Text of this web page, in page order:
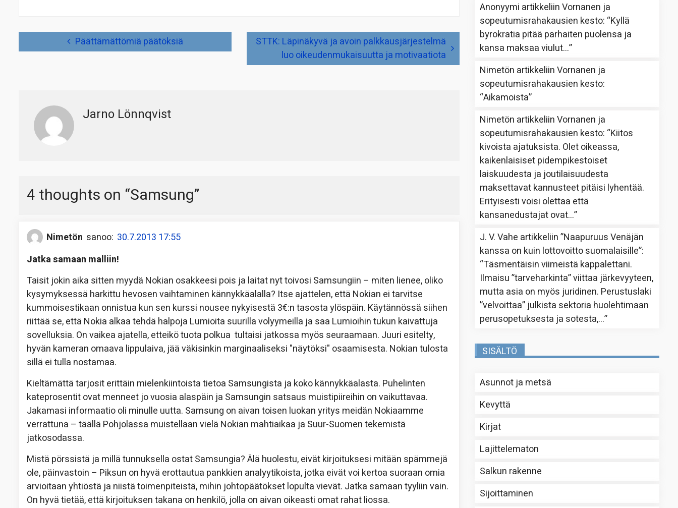
Päättämättömiä päätöksiä
STTK: Läpinäkyvä ja avoin palkkausjärjestelmä
luo oikeudenmukaisuutta ja motivaatiota
Jarno Lönnqvist
4 thoughts on “Samsung”
Nimetön sanoo: 30.7.2013 17:55
Jatka samaan malliin!
Taisit jokin aika sitten myydä Nokian osakkeesi pois ja laitat nyt toivosi Samsungiin – miten lienee, oliko
kysymyksessä harkittu hevosen vaihtaminen kännykkäalalla? Itse ajattelen, että Nokian ei tarvitse
kummoisestikaan onnistua kun sen kurssi nousee nykyisestä 3€:n tasosta ylöspäin. Käytännössä siihen
riittää se, että Nokia alkaa tehdä halpoja Lumioita suurilla volyymeilla ja saa Lumioihin tukun kaivattuja
sovelluksia. On vaikea ajatella, etteikö tuota polkua tultaisi jatkossa myös seuraamaan. Juuri esitelty,
hyvän kameran omaava lippulaiva, jää väkisinkin marginaaliseksi "näytöksi" osaamisesta. Nokian tulosta
sillä ei tulla nostamaa.
Kieltämättä tarjosit erittäin mielenkiintoista tietoa Samsungista ja koko kännykkäalasta. Puhelinten
kateprosentit ovat menneet jo vuosia alaspäin ja Samsungin satsaus muistipiireihin on vaikuttavaa.
Jakamasi informaatio oli minulle uutta. Samsung on aivan toisen luokan yritys meidän Nokiaamme
verrattuna – täällä Pohjolassa muistellaan vielä Nokian mahtiaikaa ja Suur-Suomen tekemistä
jatkosodassa.
Mistä pörssistä ja millä tunnuksella ostat Samsungia? Älä huolestu, eivät kirjoituksesi mitään spämmejä
ole, päinvastoin – Piksun on hyvä erottautua pankkien analyytikoista, jotka eivät voi kertoa suoraan omia
arvioitaan yhtiöstä ja niistä toimenpiteistä, mihin johtopäätökset lopulta vievät. Jatka samaan tyyliin vain.
On hyvä tietää, että kirjoituksen takana on henkilö, jolla on aivan oikeasti omat rahat liossa.
Anonyymi artikkeliinVornanen ja
sopeutumisrahakausien kesto: “Kyllä
byrokratia pitää parhaiten puolensa ja
kansa maksaa viulut…”
Nimetön artikkeliinVornanen ja
sopeutumisrahakausien kesto:
“Aikamoista”
Nimetön artikkeliinVornanen ja
sopeutumisrahakausien kesto: “Kiitos
kivoista ajatuksista. Olet oikeassa,
kaikenlaisiset pidempikestoiset
laiskuudesta ja joutilaisuudesta
maksettavat kannusteet pitäisi lyhentää.
Erityisesti voisi olettaa että
kansanedustajat ovat…”
J. V. Vahe artikkeliin”Naapuruus Venäjän
kanssa on kuin lottovoitto suomalaisille”:
“Täsmentäisin viimeistä kappalettani.
Ilmaisu ”tarveharkinta” viittaa järkevyyteen,
mutta asia on myös juridinen. Perustuslaki
”velvoittaa” julkista sektoria huolehtimaan
perusopetuksesta ja sotesta,…”
SISÄLTÖ
Asunnot ja metsä
Kevyttä
Kirjat
Lajittelematon
Salkun rakenne
Sijoittaminen